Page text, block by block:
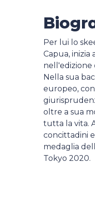
Per lui lo
Capua,
nell'edizione
Nella sua
europeo,
oltre a sua
tutta la vita.
concittadini
medaglia
Tokyo 2020.